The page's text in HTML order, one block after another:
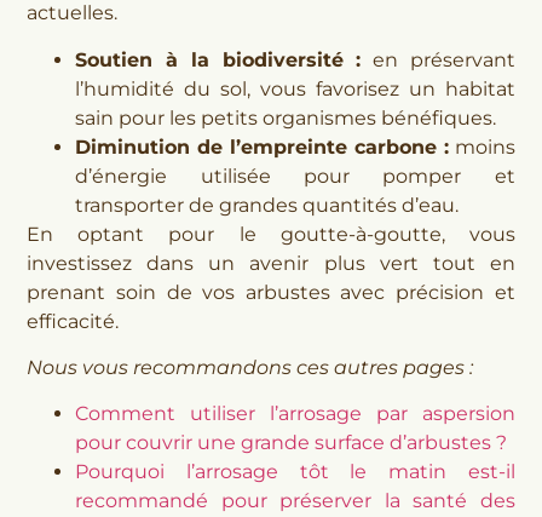
actuelles.
Soutien à la biodiversité : en préservant
l’humidité du sol, vous favorisez un habitat
sain pour les petits organismes bénéfiques.
Diminution de l’empreinte carbone :moins
d’énergie utilisée pour pomper et
transporter de grandes quantités d’eau.
En optant pour le goutte-à-goutte, vous
investissez dans un avenir plus vert tout en
prenant soin de vos arbustes avec précision et
efficacité.
Nous vous recommandons ces autres pages :
Comment utiliser l’arrosage par aspersion
pour couvrir une grande surface d’arbustes ?
Pourquoi l’arrosage tôt le matin est-il
recommandé pour préserver la santé des